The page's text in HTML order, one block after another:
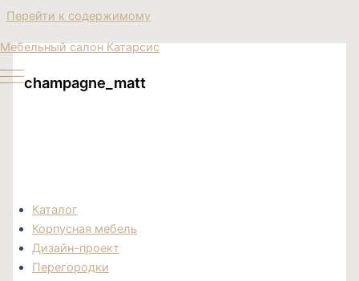
Перейти к содержимому
Мебельный салон Катарсис
Каталог
Корпусная мебель
Дизайн-проект
Перегородки
champagne_matt